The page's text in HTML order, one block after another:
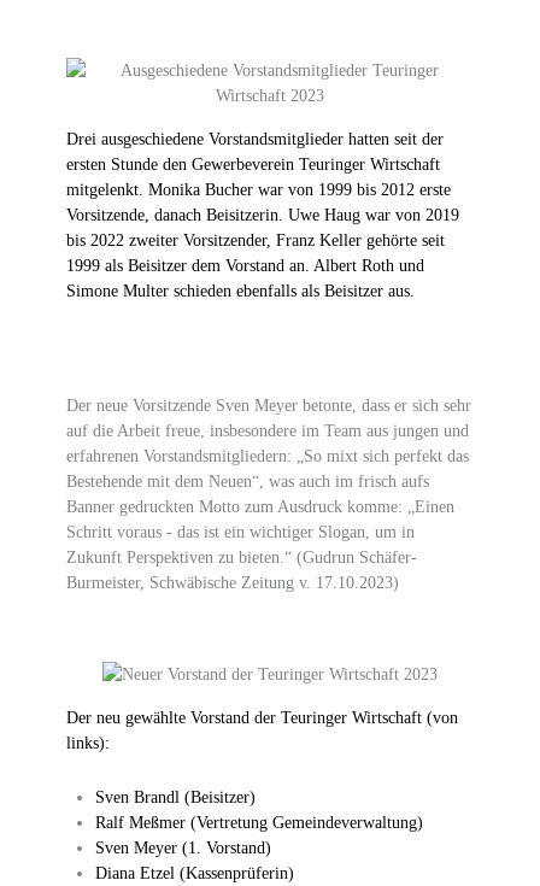
Drei ausgeschiedene Vorstandsmitglieder hatten seit der
ersten Stunde den Gewerbeverein Teuringer Wirtschaft
mitgelenkt. Monika Bucher war von 1999 bis 2012 erste
Vorsitzende, danach Beisitzerin. Uwe Haug war von 2019
bis 2022 zweiter Vorsitzender, Franz Keller gehörte seit
1999 als Beisitzer dem Vorstand an. Albert Roth und
Simone Multer schieden ebenfalls als Beisitzer aus.
Der neue Vorsitzende Sven Meyer betonte, dass er sich sehr
auf die Arbeit freue, insbesondere im Team aus jungen und
erfahrenen Vorstandsmitgliedern: „So mixt sich perfekt das
Bestehende mit dem Neuen“, was auch im frisch aufs
Banner gedruckten Motto zum Ausdruck komme: „Einen
Schritt voraus - das ist ein wichtiger Slogan, um in
Zukunft Perspektiven zu bieten.“ (Gudrun Schäfer-
Burmeister, Schwäbische Zeitung v. 17.10.2023)
Der neu gewählte Vorstand der Teuringer Wirtschaft (von
links):
Sven Brandl (Beisitzer)
Ralf Meßmer (Vertretung Gemeindeverwaltung)
Sven Meyer (1. Vorstand)
Diana Etzel (Kassenprüferin)